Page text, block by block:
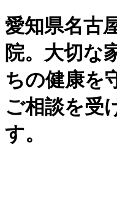
愛知県名古
院。大切な
ちの健康を
ご相談を受
す。